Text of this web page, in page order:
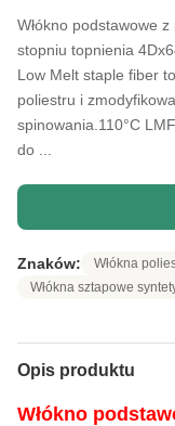
Włókno podstawowe
stopniu topnienia
Low Melt staple fiber
poliestru i
spinowania.110°C
do ...
Znaków: Włókna
Włókna sztapowe
Opis produktu
Włókno